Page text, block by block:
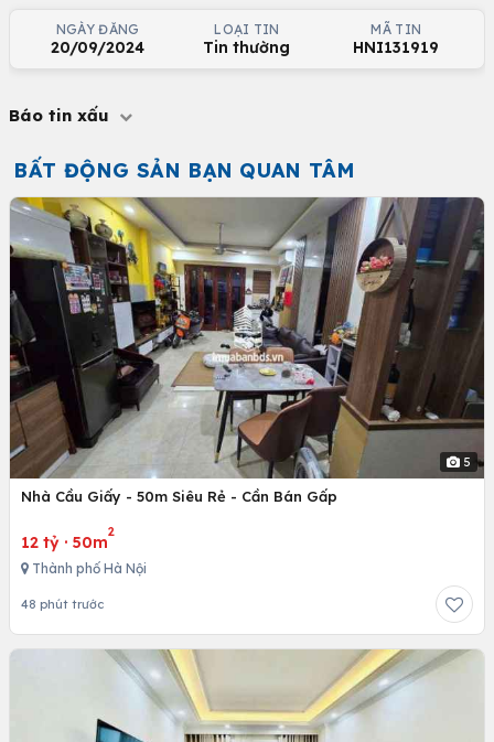
NGÀY ĐĂNG
20/09/2024
LOẠI TIN
Tin thường
MÃ TIN
HNI131919
Báo tin xấu
BẤT ĐỘNG SẢN BẠN QUAN TÂM
5
Nhà Cầu Giấy - 50m Siêu Rẻ - Cần Bán Gấp
12 tỷ · 50m
2
Thành phố Hà Nội
48 phút trước